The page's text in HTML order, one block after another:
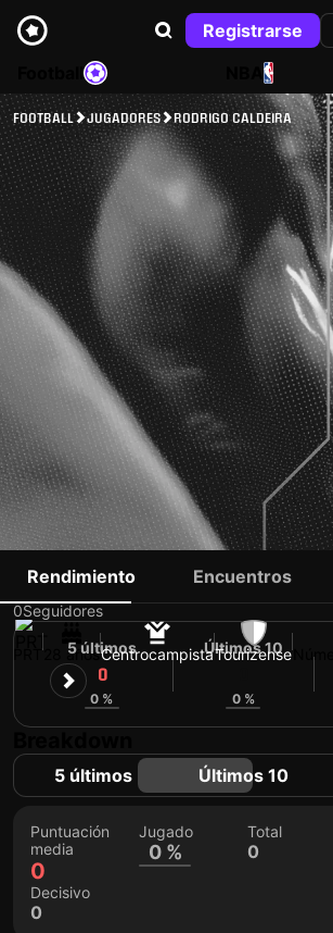
Registrarse
NBA
FOOTBALL JUGADORES RODRIGO CALDEIRA
RODRIGO
0Seguidores
28 añosCentrocampistaTourizense
Rendimiento Encuentros
5 últimos
0
0 %
Últimos 10
0 %
5 últimos Últimos 10
Puntuación
media
0
Jugado
0 %
Total
0
Decisivo
0